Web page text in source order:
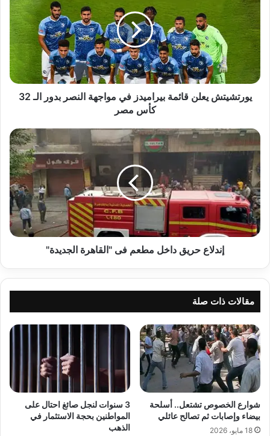
قائمة
بيراميدز
في
مواجهة
النصر
بدور
الـ
32
يورتشيتش يعلن قائمة بيراميدز في مواجهة النصر بدور الـ 32
كأس مصر
إندلاع
حريق
داخل
مطعم
فى
"القاهرة
الجديدة"
إندلاع حريق داخل مطعم فى "القاهرة الجديدة"
مقالات ذات صلة
شوارع الخصوص تشتعل.. أسلحة
بيضاء وإصابات ثم تصالح عائلي
18 مايو، 2026
3 سنوات لنجل صائغ احتال على
المواطنين بحجة الاستثمار في
الذهب